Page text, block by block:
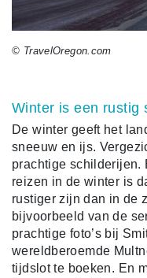
© TravelOregon.com
Winter is een rustig
De winter geeft het
sneeuw en ijs.
prachtige schilderijen.
reizen in de winter is
rustiger zijn dan in de
bijvoorbeeld van de
prachtige foto’s bij
wereldberoemde
tijdslot te boeken. En